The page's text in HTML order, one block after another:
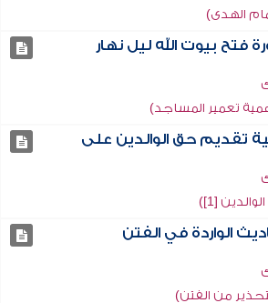
الهدى)
فتح بيوت الله ليل نهار
تعمير المساجد)
تقديم حق الوالدين على
[1])
الواردة في الفتن
من الفتن)